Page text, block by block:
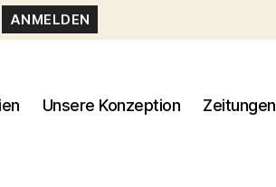
Unsere Konzeption Zeitungen